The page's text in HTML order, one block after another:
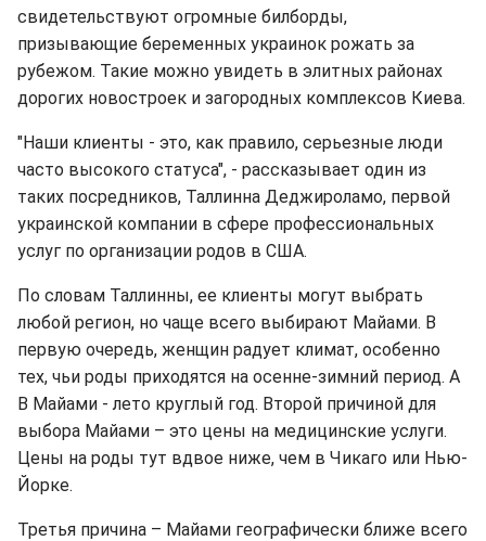
свидетельствуют огромные билборды,
призывающие беременных украинок рожать за
рубежом. Такие можно увидеть в элитных районах
дорогих новостроек и загородных комплексов Киева.
"Наши клиенты - это, как правило, серьезные люди
часто высокого статуса", - рассказывает один из
таких посредников, Таллинна Деджироламо, первой
украинской компании в сфере профессиональных
услуг по организации родов в США.
По словам Таллинны, ее клиенты могут выбрать
любой регион, но чаще всего выбирают Майами. В
первую очередь, женщин радует климат, особенно
тех, чьи роды приходятся на осенне-зимний период. А
В Майами - лето круглый год. Второй причиной для
выбора Майами – это цены на медицинские услуги.
Цены на роды тут вдвое ниже, чем в Чикаго или Нью-
Йорке.
Третья причина – Майами географически ближе всего